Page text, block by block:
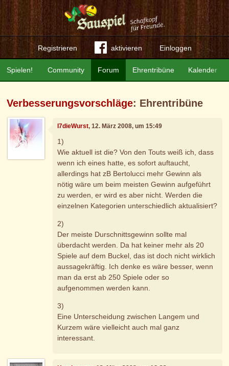
Registrieren aktivieren Einloggen
Community Forum Ehrentribüne Kalender
Spielen!
Verbesserungsvorschläge: Ehrentribüne
I7dieWurst, 12. März 2008, um 15:49
1)
Wie aktuell ist die? Von den Touts weiß ich, dass
wenn ich eines hatte, es sofort auftaucht,
allerdings hat zB Bertolucci mehr Gewinn als
nötig wäre um beim meisten Gewinn aufgeführt
zu werden, er wird es aber nicht. Werden die
einzelnen Kategorien unterschiedlich aktualisiert?
2)
Der meiste Durschnittsgewinn sollte mal
überdacht werden. Da hat keiner mehr als 20
Spiele auf dem Buckel, das ist doch nicht wirklich
aussagekräftig. Ich denke es wäre besser, wenn
man da erst ab 250 Spiele oder so
aufgenommen werden kann.
3)
Eine Unterscheidung zwischen Langem und
Kurzem wäre vielleicht auch mal ganz
interessant.